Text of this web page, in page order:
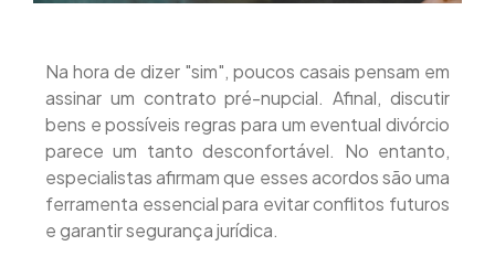
Na hora de dizer "sim", poucos casais pensam em
assinar um contrato pré-nupcial. Afinal, discutir
bens e possíveis regras para um eventual divórcio
parece um tanto desconfortável. No entanto,
especialistas afirmam que esses acordos são uma
ferramenta essencial para evitar conflitos futuros
e garantir segurança jurídica.